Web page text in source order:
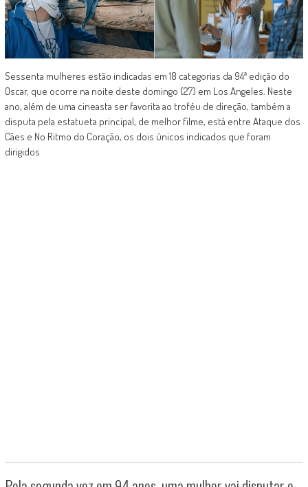
Sessenta mulheres estão indicadas em 18 categorias da 94ª edição do
Oscar, que ocorre na noite deste domingo (27) em Los Angeles. Neste
ano, além de uma cineasta ser favorita ao troféu de direção, também a
disputa pela estatueta principal, de melhor filme, está entre Ataque dos
Cães e No Ritmo do Coração, os dois únicos indicados que foram
dirigidos